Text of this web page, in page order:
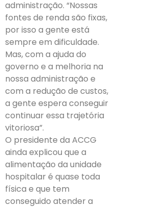
administração. “Nossas
fontes de renda são fixas,
por isso a gente está
sempre em dificuldade.
Mas, com a ajuda do
governo e a melhoria na
nossa administração e
com a redução de custos,
a gente espera conseguir
continuar essa trajetória
vitoriosa”.
O presidente da ACCG
ainda explicou que a
alimentação da unidade
hospitalar é quase toda
física e que tem
conseguido atender a